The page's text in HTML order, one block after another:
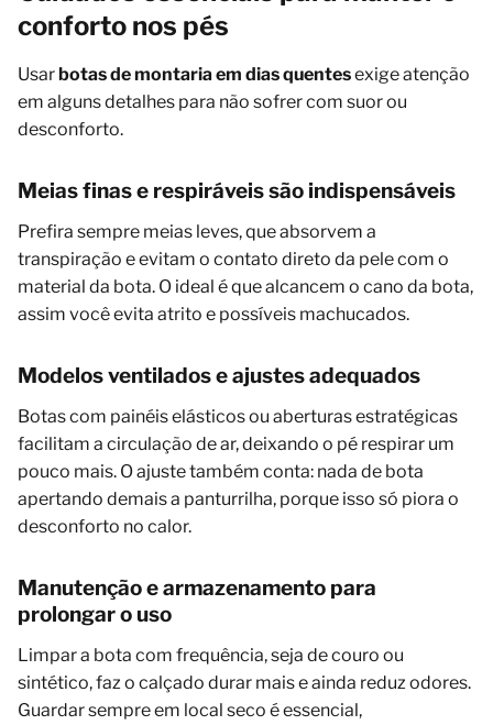
conforto nos pés
Usarbotas de montaria em dias quentesexige atenção
em alguns detalhes para não sofrer com suor ou
desconforto.
Meias finas e respiráveis são indispensáveis
Prefira sempre meias leves, que absorvem a
transpiração e evitam o contato direto da pele com o
material da bota. O ideal é que alcancem o cano da bota,
assim você evita atrito e possíveis machucados.
Modelos ventilados e ajustes adequados
Botas com painéis elásticos ou aberturas estratégicas
facilitam a circulação de ar, deixando o pé respirar um
pouco mais. O ajuste também conta: nada de bota
apertando demais a panturrilha, porque isso só piora o
desconforto no calor.
Manutenção e armazenamento para
prolongar o uso
Limpar a bota com frequência, seja de couro ou
sintético, faz o calçado durar mais e ainda reduz odores.
Guardar sempre em local seco é essencial,